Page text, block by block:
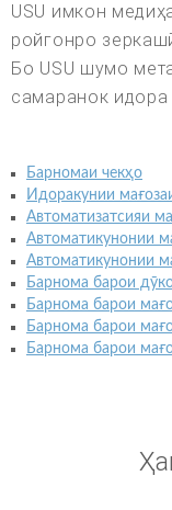
USU имкон
ройгонро
Бо USU шумо
самаранок идора
Барномаи чекҳо
Идоракунии
Автоматизатсияи
Автоматикунонии
Автоматикунонии
Барнома барои
Барнома барои
Барнома барои
Барнома барои